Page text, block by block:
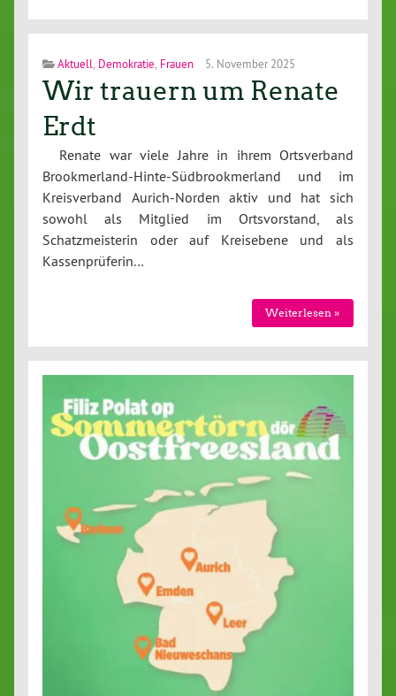
Aktuell, Demokratie, Frauen 5. November 2025
Wir trauern um Renate
Erdt
Renate war viele Jahre in ihrem Ortsverband
Brookmerland-Hinte-Südbrookmerland und im
Kreisverband Aurich-Norden aktiv und hat sich
sowohl als Mitglied im Ortsvorstand, als
Schatzmeisterin oder auf Kreisebene und als
Kassenprüferin…
Weiterlesen »